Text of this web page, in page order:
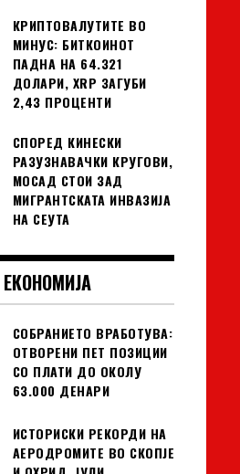
КРИПТОВАЛУТИТЕ ВО
МИНУС: БИТКОИНОТ
ПАДНА НА 64.321
ДОЛАРИ, XRP ЗАГУБИ
2,43 ПРОЦЕНТИ
СПОРЕД КИНЕСКИ
РАЗУЗНАВАЧКИ КРУГОВИ,
МОСАД СТОИ ЗАД
МИГРАНТСКАТА ИНВАЗИЈА
НА СЕУТА
ЕКОНОМИЈА
СОБРАНИЕТО ВРАБОТУВА:
ОТВОРЕНИ ПЕТ ПОЗИЦИИ
СО ПЛАТИ ДО ОКОЛУ
63.000 ДЕНАРИ
ИСТОРИСКИ РЕКОРДИ НА
АЕРОДРОМИТЕ ВО СКОПЈЕ